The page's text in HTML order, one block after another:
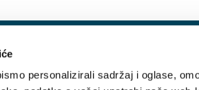
personalizirali sadržaj i oglase,